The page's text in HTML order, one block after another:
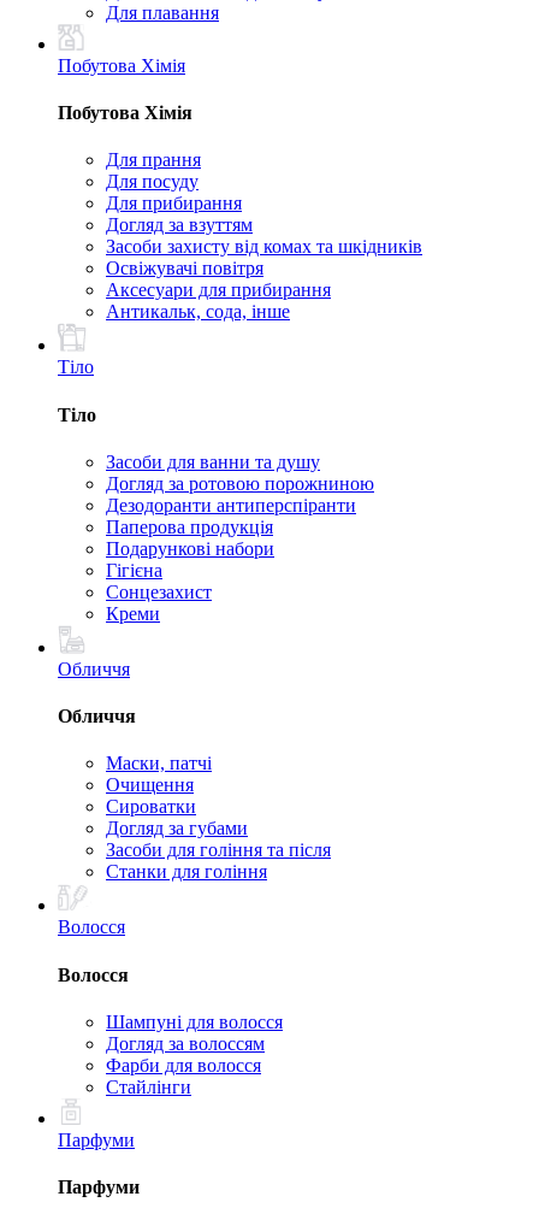
Для плавання
Побутова Хімія
Побутова Хімія
Для прання
Для посуду
Для прибирання
Догляд за взуттям
Засоби захисту від комах та шкідників
Освіжувачі повітря
Аксесуари для прибирання
Антикальк, сода, інше
Тіло
Тіло
Засоби для ванни та душу
Догляд за ротовою порожниною
Дезодоранти антиперспіранти
Паперова продукція
Подарункові набори
Гігієна
Сонцезахист
Креми
Обличчя
Обличчя
Маски, патчі
Очищення
Сироватки
Догляд за губами
Засоби для гоління та після
Станки для гоління
Волосся
Волосся
Шампуні для волосся
Догляд за волоссям
Фарби для волосся
Стайлінги
Парфуми
Парфуми